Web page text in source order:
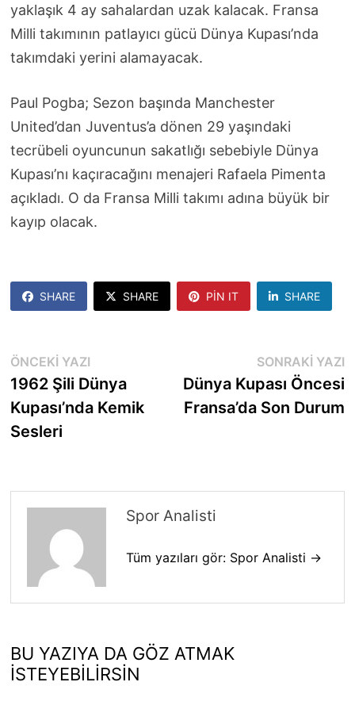
yaklaşık 4 ay sahalardan uzak kalacak. Fransa
Milli takımının patlayıcı gücü Dünya Kupası’nda
takımdaki yerini alamayacak.
Paul Pogba; Sezon başında Manchester
United’dan Juventus’a dönen 29 yaşındaki
tecrübeli oyuncunun sakatlığı sebebiyle Dünya
Kupası’nı kaçıracağını menajeri Rafaela Pimenta
açıkladı. O da Fransa Milli takımı adına büyük bir
kayıp olacak.
SHARE SHARE PIN IT SHARE
Yazı
gezinmesi
ÖNCEKI YAZIÖnceki
yazı:
1962 Şili Dünya
Kupası’nda Kemik
Sesleri
SONRAKI YAZI
Dünya Kupası Öncesi
Fransa’da Son Durum
Spor Analisti
Tüm yazıları gör: Spor Analisti →
BU YAZIYA DA GÖZ ATMAK
İSTEYEBILIRSIN